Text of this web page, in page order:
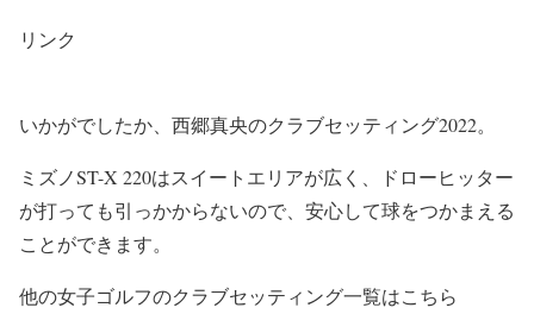
リンク
いかがでしたか、西郷真央のクラブセッティング2022。
ミズノST-X 220はスイートエリアが広く、ドローヒッター
が打っても引っかからないので、安心して球をつかまえる
ことができます。
他の女子ゴルフのクラブセッティング一覧はこちら